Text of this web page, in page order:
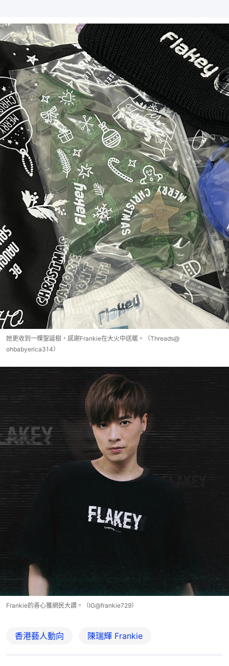
她更收到一棵聖誕樹，感謝Frankie在大火中送暖。（Threads@
ohbabyerica314）
Frankie的善心獲網民大讚。（IG@frankie729）
香港藝人動向 陳瑞輝 Frankie